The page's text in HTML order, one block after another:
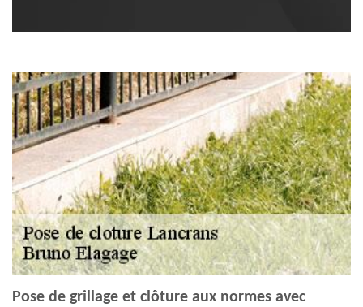
Pose de grillage et clôture aux normes avec